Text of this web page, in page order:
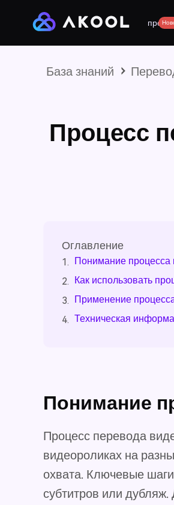
База знаний
Процесс
Оглавление
1. Понимание процесса
2. Как использовать
3. Применение
4. Техническая
Понимание
Процесс перевода
видеороликах на
охвата. Ключевые
субтитров или